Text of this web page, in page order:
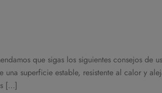
que sigas los siguientes consejos de
superficie estable, resistente al calor y
[…]